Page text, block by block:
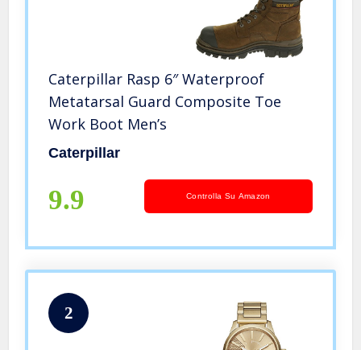
Caterpillar Rasp 6″ Waterproof
Metatarsal Guard Composite Toe
Work Boot Men’s
Caterpillar
9.9 Controlla Su Amazon
2